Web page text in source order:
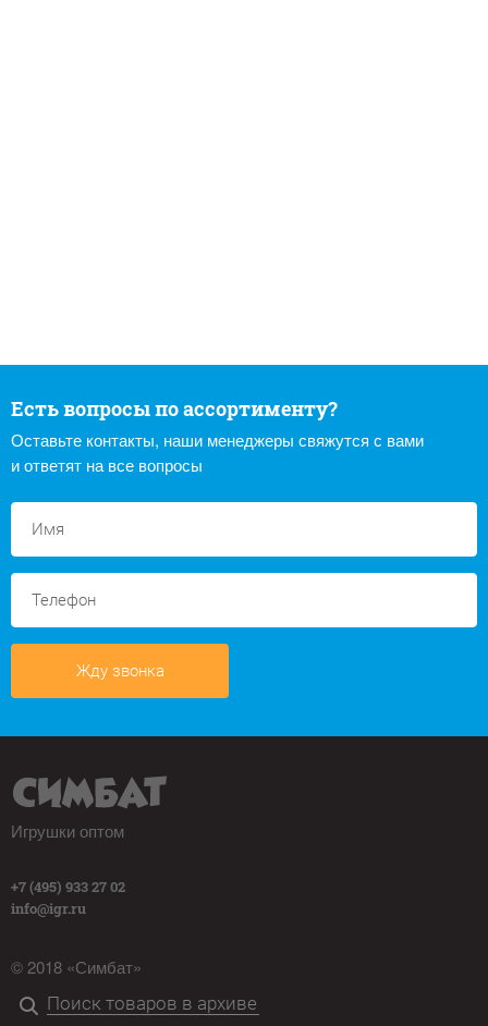
Есть вопросы по ассортименту?
Оставьте контакты, наши менеджеры свяжутся с вами
и ответят на все вопросы
Жду звонка
Игрушки оптом
+7 (495) 933 27 02
info@igr.ru
© 2018 «Симбат»